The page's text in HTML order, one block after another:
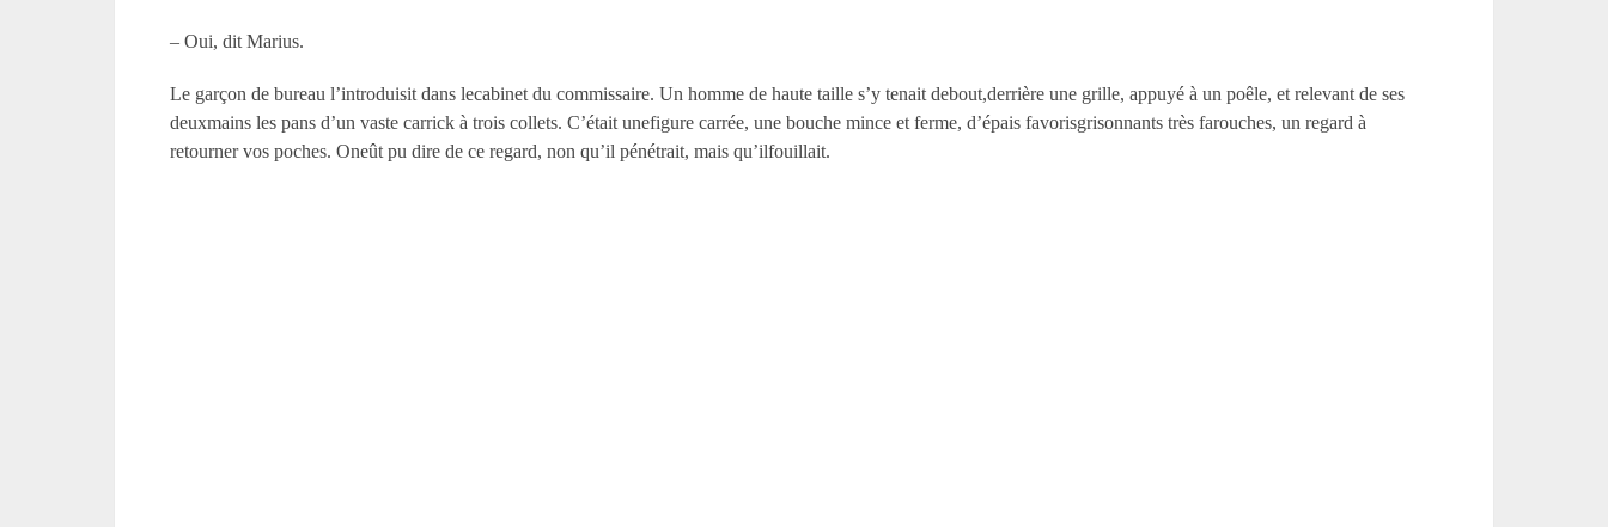
– Oui, dit Marius.
Le garçon de bureau l’introduisit dans lecabinet du commissaire. Un homme de haute taille s’y tenait debout,derrière une grille, appuyé à un poêle, et relevant de ses
deuxmains les pans d’un vaste carrick à trois collets. C’était unefigure carrée, une bouche mince et ferme, d’épais favorisgrisonnants très farouches, un regard à
retourner vos poches. Oneût pu dire de ce regard, non qu’il pénétrait, mais qu’ilfouillait.